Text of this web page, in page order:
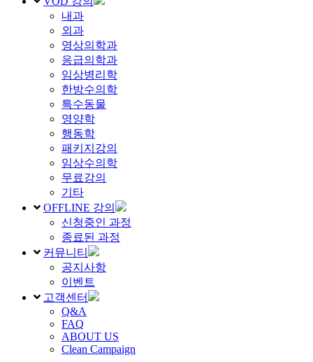
내과
외과
영상의학과
응급의학과
임상병리학
한방수의학
특수동물
영양학
행동학
패키지강의
임상수의학
무료강의
기타
OFFLINE 강의
신청중인 과정
종료된 과정
커뮤니티
공지사항
이벤트
고객센터
Q&A
FAQ
ABOUT US
Clean Campaign